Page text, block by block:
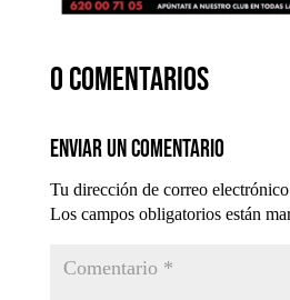
0 comentarios
Enviar un comentario
Tu dirección de correo
Los campos obligatorios están